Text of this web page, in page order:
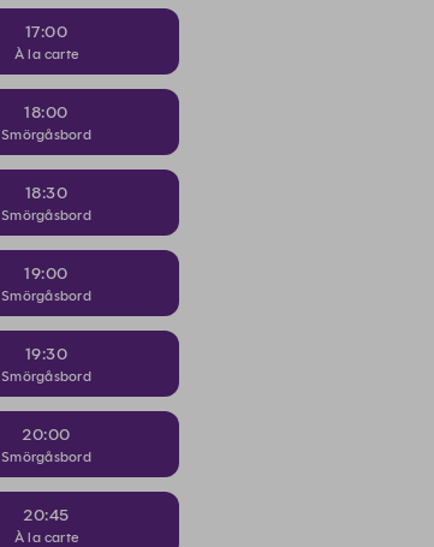
17:00
À la carte
18:00
Smörgåsbord
18:30
Smörgåsbord
19:00
Smörgåsbord
19:30
Smörgåsbord
20:00
Smörgåsbord
20:45
À la carte